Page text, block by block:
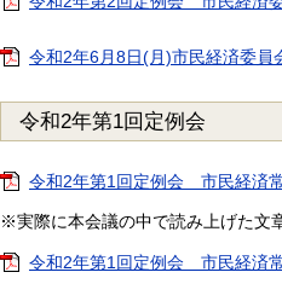
令和2年6月8日(月)市民経済委員
令和2年第1回定例会
令和2年第1回定例会 市民経済
※実際に本会議の中で読み上げた文
令和2年第1回定例会 市民経済